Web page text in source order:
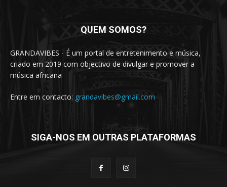
QUEM SOMOS?
GRANDAVIBES - É um portal de entretenimento e música,
criado em 2019 com objectivo de divulgar e promover a
música africana
Entre em contacto: grandavibes@gmail.com
SIGA-NOS EM OUTRAS PLATAFORMAS